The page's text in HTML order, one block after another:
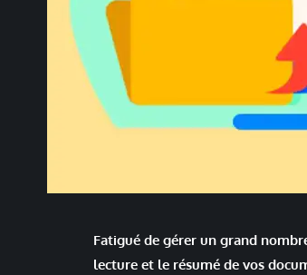
Fatigué de gérer un grand
lecture et le résumé de vos